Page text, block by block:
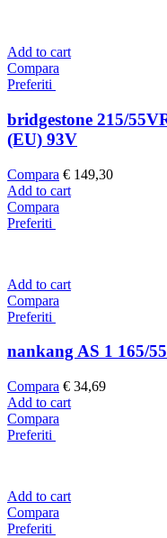
Add to cart
Compara
Preferiti
bridgestone 215/
(EU) 93V
Compara € 149,30
Add to cart
Compara
Preferiti
Add to cart
Compara
Preferiti
nankang AS 1 165/
Compara € 34,69
Add to cart
Compara
Preferiti
Add to cart
Compara
Preferiti